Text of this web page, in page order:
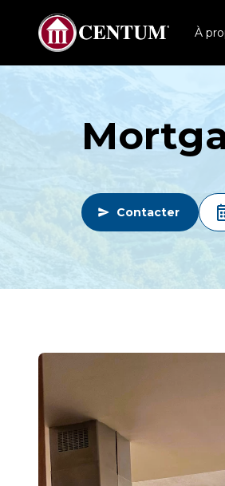
À
Contacter